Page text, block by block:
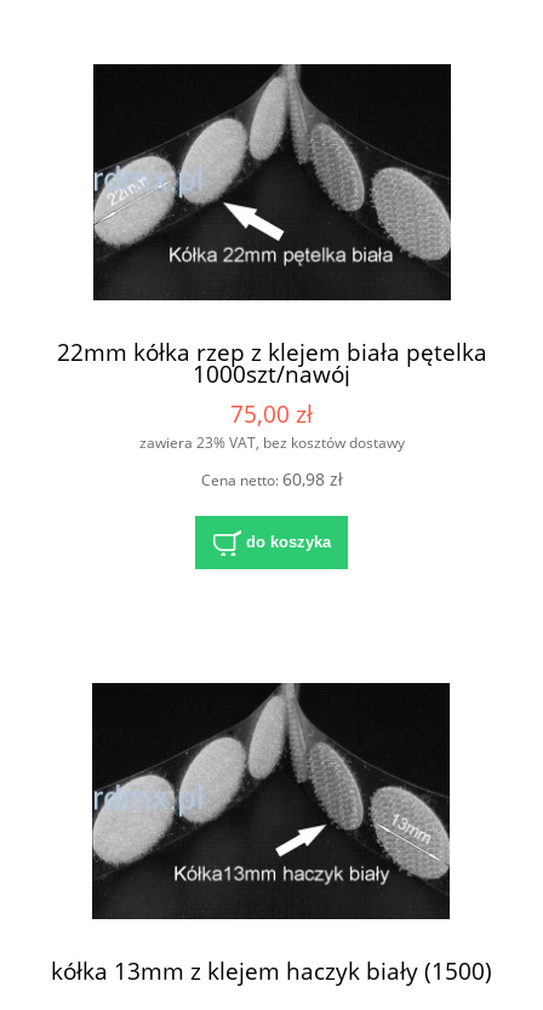
22mm kółka rzep z klejem biała pętelka
1000szt/nawój
75,00 zł
zawiera 23% VAT, bez kosztów dostawy
Cena netto:60,98 zł
do koszyka
kółka 13mm z klejem haczyk biały (1500)